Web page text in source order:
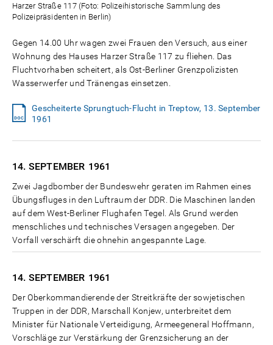
Harzer Straße 117 (Foto: Polizeihistorische Sammlung des
Polizeipräsidenten in Berlin)
Gegen 14.00 Uhr wagen zwei Frauen den Versuch, aus einer
Wohnung des Hauses Harzer Straße 117 zu fliehen. Das
Fluchtvorhaben scheitert, als Ost-Berliner Grenzpolizisten
Wasserwerfer und Tränengas einsetzen.
Gescheiterte Sprungtuch-Flucht in Treptow, 13. September
1961
14. SEPTEMBER 1961
Zwei Jagdbomber der Bundeswehr geraten im Rahmen eines
Übungsfluges in den Luftraum der DDR. Die Maschinen landen
auf dem West-Berliner Flughafen Tegel. Als Grund werden
menschliches und technisches Versagen angegeben. Der
Vorfall verschärft die ohnehin angespannte Lage.
14. SEPTEMBER 1961
Der Oberkommandierende der Streitkräfte der sowjetischen
Truppen in der DDR, Marschall Konjew, unterbreitet dem
Minister für Nationale Verteidigung, Armeegeneral Hoffmann,
Vorschläge zur Verstärkung der Grenzsicherung an der